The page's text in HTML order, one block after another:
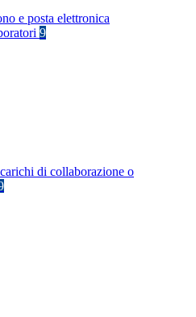
e posta elettronica
9
di collaborazione o